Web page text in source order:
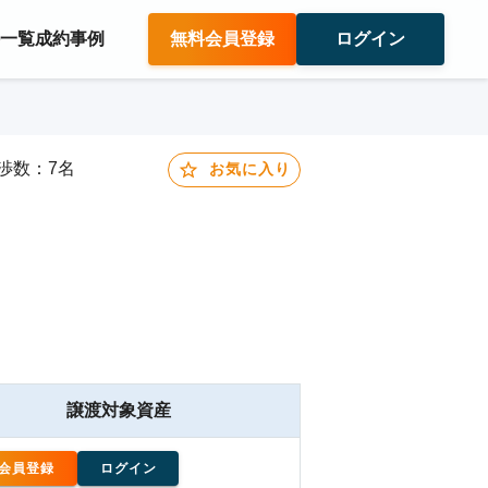
覧成約事例 無料会員登録 ログイン
数：7名 お気に入り
員登録 ログイン
譲渡対象資産